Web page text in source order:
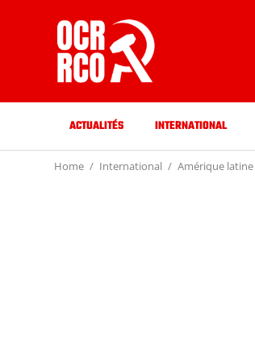
ACTUALITÉS INTERNATIONAL
Home International Amérique latine